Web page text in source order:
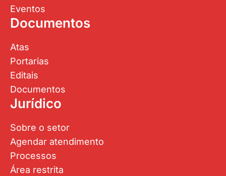
Eventos
Documentos
Atas
Portarias
Editais
Documentos
Jurídico
Sobre o setor
Agendar atendimento
Processos
Área restrita